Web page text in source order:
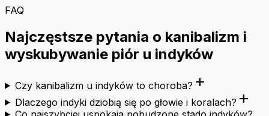
FAQ
Najczęstsze pytania o kanibalizm i
wyskubywanie piór u indyków
Czy kanibalizm u indyków to choroba? add
Dlaczego indyki dziobią się po głowie i koralach? add